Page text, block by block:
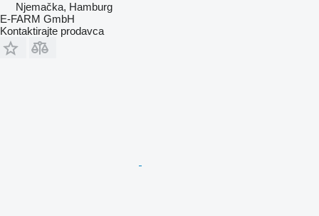
Njemačka, Hamburg
E-FARM GmbH
Kontaktirajte prodavca